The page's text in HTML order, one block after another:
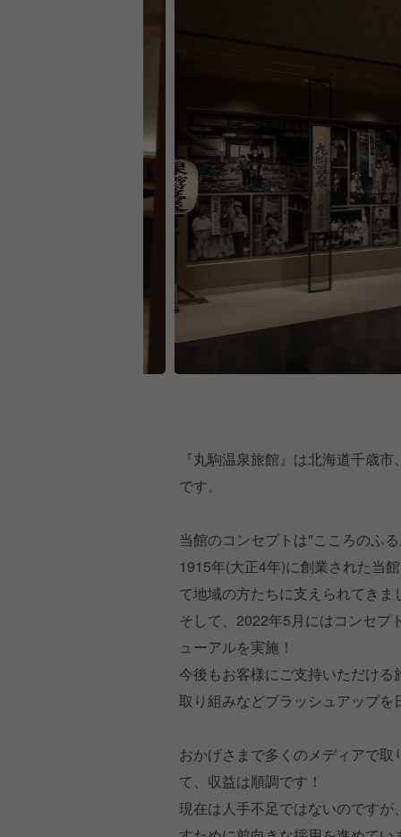
『丸駒温泉旅館』は北海道千歳
です。
当館のコンセプトは"こころのふ
1915年(大正4年)に創業された当
て地域の方たちに支えられてきま
そして、2022年5月にはコンセプ
ューアルを実施！
今後もお客様にご支持いただけ
取り組みなどブラッシュアップを
おかげさまで多くのメディアで
て、収益は順調です！
現在は人手不足ではないのです